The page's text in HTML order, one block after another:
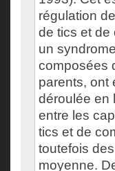
régulation
de tics et de
un
composées
parents, ont
déroulée en
entre les
tics et de
toutefois
moyenne.